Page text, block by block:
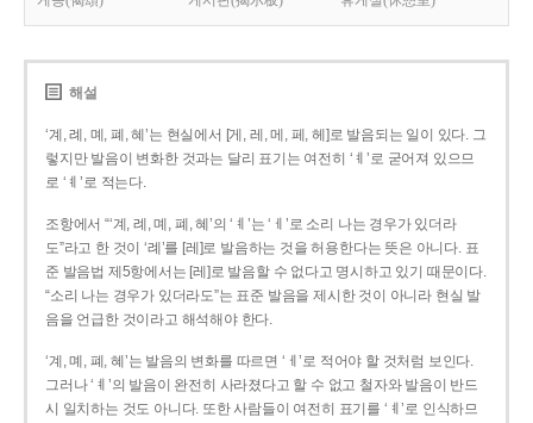
해설
‘계, 례, 몌, 폐, 혜’는 현실에서 [게, 레, 메, 페, 헤]로 발음되는 일이 있다. 그
렇지만 발음이 변화한 것과는 달리 표기는 여전히 ‘ㅖ’로 굳어져 있으므
로 ‘ㅖ’로 적는다.
조항에서 “‘계, 례, 몌, 폐, 혜’의 ‘ㅖ’는 ‘ㅔ’로 소리 나는 경우가 있더라
도”라고 한 것이 ‘례’를 [레]로 발음하는 것을 허용한다는 뜻은 아니다. 표
준 발음법 제5항에서는 [레]로 발음할 수 없다고 명시하고 있기 때문이다.
“소리 나는 경우가 있더라도”는 표준 발음을 제시한 것이 아니라 현실 발
음을 언급한 것이라고 해석해야 한다.
‘계, 몌, 폐, 혜’는 발음의 변화를 따르면 ‘ㅔ’로 적어야 할 것처럼 보인다.
그러나 ‘ㅖ’의 발음이 완전히 사라졌다고 할 수 없고 철자와 발음이 반드
시 일치하는 것도 아니다. 또한 사람들이 여전히 표기를 ‘ㅖ’로 인식하므